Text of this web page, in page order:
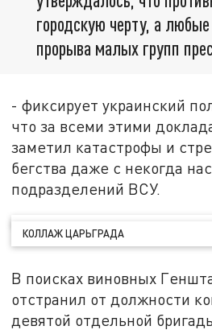
городскую черту, а
прорыва малых групп
- фиксирует украинский
что за всеми этими
заметил катастрофы и
бегства даже с некогда
подразделений ВСУ.
КОЛЛАЖ ЦАРЬГРАДА
В поисках виновных
отстранил от должности
девятой отдельной